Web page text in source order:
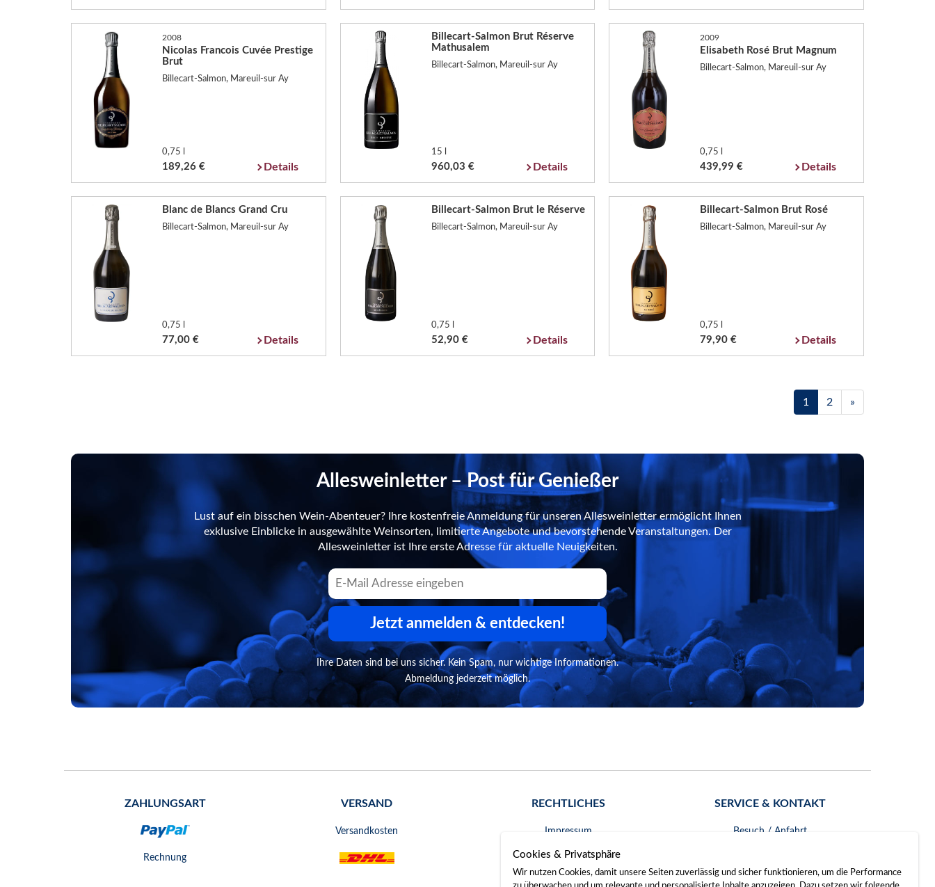
2008
Nicolas Francois Cuvée Prestige
Brut
Billecart-Salmon, Mareuil-sur Ay
0,75 l
189,26 € Details
Billecart-Salmon Brut Réserve
Mathusalem
Billecart-Salmon, Mareuil-sur Ay
15 l
960,03 € Details
2009
Elisabeth Rosé Brut Magnum
Billecart-Salmon, Mareuil-sur Ay
0,75 l
439,99 € Details
Blanc de Blancs Grand Cru
Billecart-Salmon, Mareuil-sur Ay
0,75 l
77,00 € Details
Billecart-Salmon Brut le Réserve
Billecart-Salmon, Mareuil-sur Ay
0,75 l
52,90 € Details
Billecart-Salmon Brut Rosé
Billecart-Salmon, Mareuil-sur Ay
0,75 l
79,90 € Details
1 2 »
Allesweinletter – Post für Genießer
Lust auf ein bisschen Wein-Abenteuer? Ihre kostenfreie Anmeldung für unseren Allesweinletter ermöglicht Ihnen
exklusive Einblicke in ausgewählte Weinsorten, limitierte Angebote und bevorstehende Veranstaltungen. Der
Allesweinletter ist Ihre erste Adresse für aktuelle Neuigkeiten.
Jetzt anmelden & entdecken!
Ihre Daten sind bei uns sicher. Kein Spam, nur wichtige Informationen.
Abmeldung jederzeit möglich.
ZAHLUNGSART
Rechnung
VERSAND
Versandkosten
RECHTLICHES
Impressum
AGB
Widerrufsrecht
SERVICE & KONTAKT
Besuch / Anfahrt
Cookies & Privatsphäre
Wir nutzen Cookies, damit unsere Seiten zuverlässig und sicher funktionieren, um die Performance